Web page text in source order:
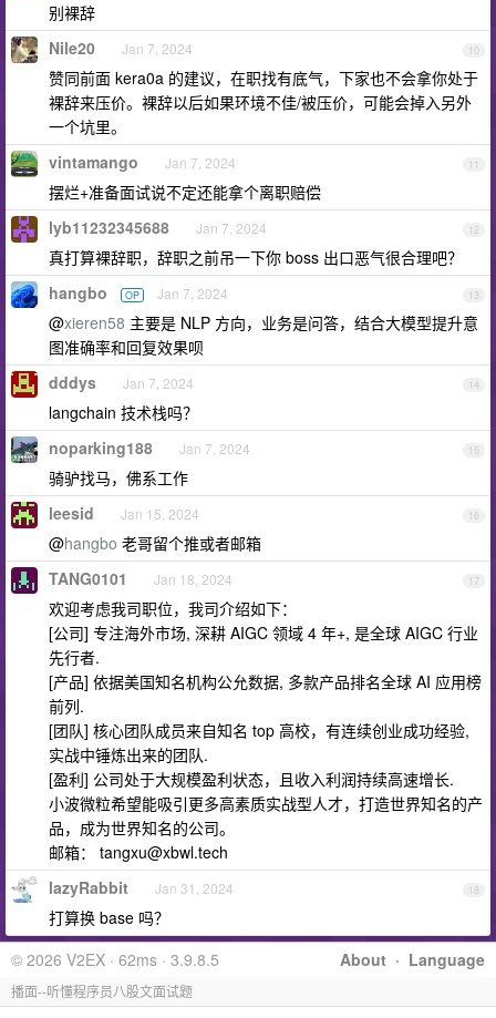
别裸辞
10
Nile20 Jan 7, 2024
赞同前面 kera0a 的建议，在职找有底气，下家也不会拿你处于
裸辞来压价。裸辞以后如果环境不佳/被压价，可能会掉入另外
一个坑里。
11
vintamango Jan 7, 2024
摆烂+准备面试说不定还能拿个离职赔偿
12
lyb11232345688 Jan 7, 2024
真打算裸辞职，辞职之前吊一下你 boss 出口恶气很合理吧？
13
hangbo OP Jan 7, 2024
@xieren58 主要是 NLP 方向，业务是问答，结合大模型提升意
图准确率和回复效果呗
14
dddys Jan 7, 2024
langchain 技术栈吗？
15
noparking188 Jan 7, 2024
骑驴找马，佛系工作
16
leesid Jan 15, 2024
@hangbo 老哥留个推或者邮箱
17
TANG0101 Jan 18, 2024
欢迎考虑我司职位，我司介绍如下：
[公司] 专注海外市场, 深耕 AIGC 领域 4 年+, 是全球 AIGC 行业
先行者.
[产品] 依据美国知名机构公允数据, 多款产品排名全球 AI 应用榜
前列.
[团队] 核心团队成员来自知名 top 高校，有连续创业成功经验,
实战中锤炼出来的团队.
[盈利] 公司处于大规模盈利状态，且收入利润持续高速增长.
小波微粒希望能吸引更多高素质实战型人才，打造世界知名的产
品，成为世界知名的公司。
邮箱： tangxu@xbwl.tech
18
lazyRabbit Jan 31, 2024
打算换 base 吗？
About · Language
© 2026 V2EX · 62ms · 3.9.8.5
播面--听懂程序员八股文面试题